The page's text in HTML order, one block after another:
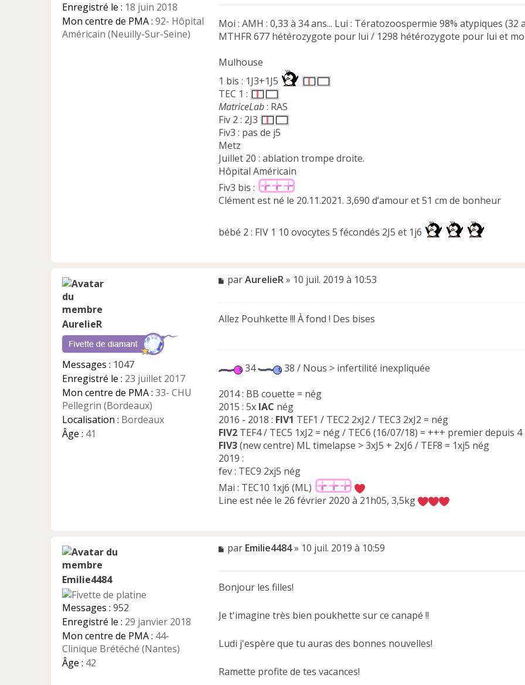
Enregistré le : 18 juin 2018
Mon centre de PMA : 92- Hôpital
Américain (Neuilly-Sur-Seine)
n
l
u
Moi : AMH : 0,33 à 34 ans... Lui : Tératozoospermie 98% atypiques (32
MTHFR 677 hétérozygote pour lui / 1298 hétérozygote pour lui et
Mulhouse
1 bis : 1J3+1J5
TEC 1 :
MatriceLab: RAS
Fiv 2 : 2J3
Fiv3 : pas de j5
Metz
Juillet 20 : ablation trompe droite.
Hôpital Américain
Fiv3 bis :
Clément est né le 20.11.2021. 3,690 d’amour et 51 cm de bonheur
bébé 2 : FIV 1 10 ovocytes 5 fécondés 2J5 et 1j6
AurelieR
Messages : 1047
Enregistré le : 23 juillet 2017
Mon centre de PMA : 33- CHU
Pellegrin (Bordeaux)
Localisation : Bordeaux
Âge : 41
M
s
a
o
l
u
parAurelieR» 10 juil. 2019 à 10:53
Allez Pouhkette !!! À fond ! Des bises
34
38 / Nous > infertilité inexpliquée
2014 : BB couette = nég
2015 : 5x IAC nég
2016 - 2018 : FIV1 TEF1 / TEC2 2xJ2 / TEC3 2xJ2 = nég
FIV2 TEF4 / TEC5 1xJ2 = nég / TEC6 (16/07/18) = +++ premier depuis
FIV3(new centre) ML timelapse > 3xJ5 + 2xJ6 / TEF8 = 1xj5 nég
2019 :
fev : TEC9 2xj5 nég
Mai : TEC10 1xj6 (ML)
Line est née le 26 février 2020 à 21h05, 3,5kg
Emilie4484
Messages : 952
Enregistré le : 29 janvier 2018
Mon centre de PMA : 44-
Clinique Brétéché (Nantes)
Âge : 42
M
a
e
n
u
par Emilie4484» 10 juil. 2019 à 10:59
Bonjour les filles!
Je t'imagine très bien poukhette sur ce canapé !!
Ludi j'espère que tu auras des bonnes nouvelles!
Ramette profite de tes vacances!